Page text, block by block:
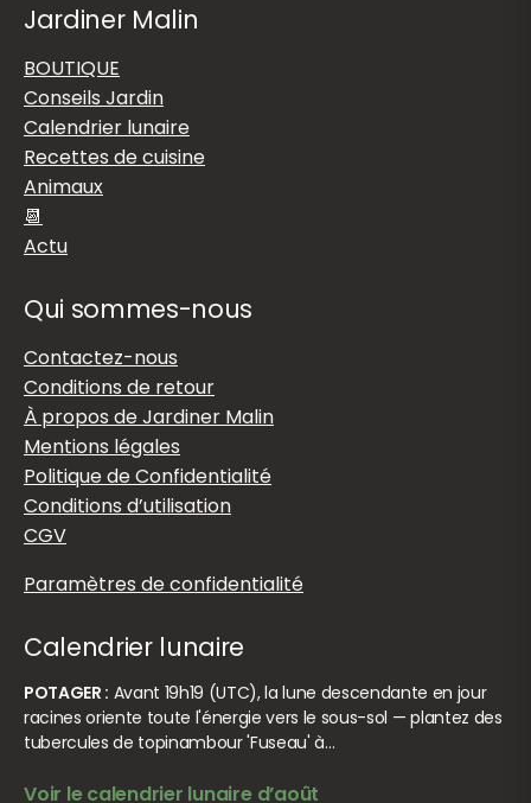
Jardiner Malin
BOUTIQUE
Conseils Jardin
Calendrier lunaire
Recettes de cuisine
Animaux
📆
Actu
Qui sommes-nous
Contactez-nous
Conditions de retour
À propos de Jardiner Malin
Mentions légales
Politique de Confidentialité
Conditions d’utilisation
CGV
Paramètres de confidentialité
Calendrier lunaire
POTAGER : Avant 19h19 (UTC), la lune descendante en jour
racines oriente toute l'énergie vers le sous-sol — plantez des
tubercules de topinambour 'Fuseau' à…
Voir le calendrier lunaire d’août